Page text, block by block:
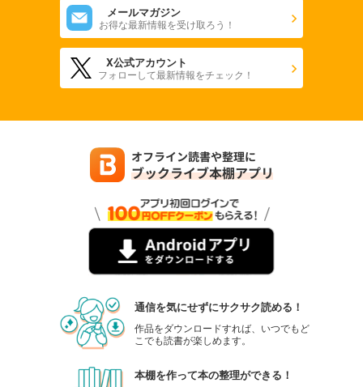
メールマガジン
お得な最新情報を受け取ろう！
X公式アカウント
フォローして最新情報をチェック！
通信を気にせずにサクサク読める！
作品をダウンロードすれば、いつでもど
こでも読書が楽しめます。
本棚を作って本の整理ができる！